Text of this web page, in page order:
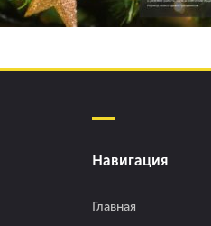
Навигация
Главная